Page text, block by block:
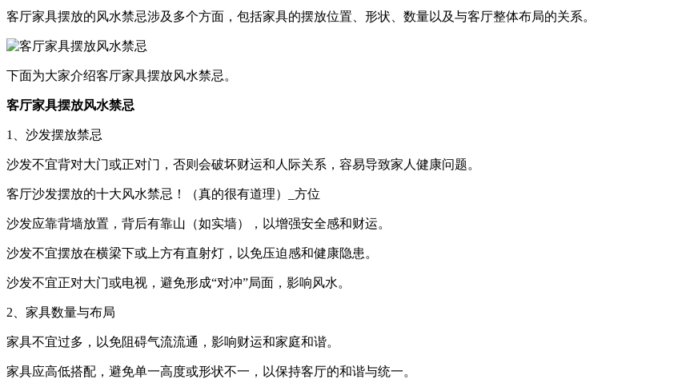
客厅家具摆放的风水禁忌涉及多个方面，包括家具的摆放位置、形状、数量以及与客厅整体布局的关系。
下面为大家介绍客厅家具摆放风水禁忌。
客厅家具摆放风水禁忌
1、沙发摆放禁忌
沙发不宜背对大门或正对门，否则会破坏财运和人际关系，容易导致家人健康问题。
客厅沙发摆放的十大风水禁忌！（真的很有道理）_方位
沙发应靠背墙放置，背后有靠山（如实墙），以增强安全感和财运。
沙发不宜摆放在横梁下或上方有直射灯，以免压迫感和健康隐患。
沙发不宜正对大门或电视，避免形成“对冲”局面，影响风水。
2、家具数量与布局
家具不宜过多，以免阻碍气流流通，影响财运和家庭和谐。
家具应高低搭配，避免单一高度或形状不一，以保持客厅的和谐与统一。